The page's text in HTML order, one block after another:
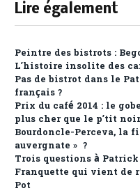
Lire également
Peintre des bistrots :
L’histoire insolite des
Pas de bistrot dans le
français ?
Prix du café 2014 : le
plus cher que le p’tit
Bourdoncle-Perceva, la
auvergnate » ?
Trois questions à
Franquette qui vient de
Pot